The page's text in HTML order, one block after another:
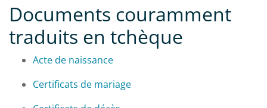
Documents couramment
traduits en tchèque
Acte de naissance
Certificats de mariage